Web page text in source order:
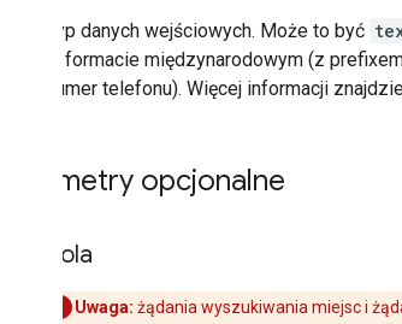
Typ danych wejściowych. Może to być
w formacie międzynarodowym (z
numer telefonu). Więcej informacji
Parametry opcjonalne
pola
Uwaga: żądania wyszukiwania miejsc i